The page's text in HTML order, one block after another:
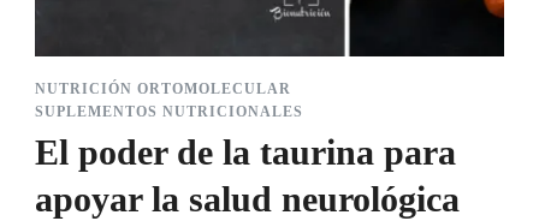
NUTRICIÓN ORTOMOLECULAR
SUPLEMENTOS NUTRICIONALES
El poder de la taurina para
apoyar la salud neurológica